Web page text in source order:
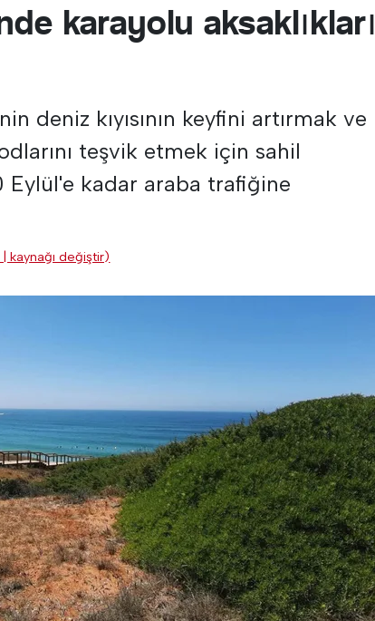
karayolu aksaklıkları
deniz kıyısının keyfini artırmak ve
teşvik etmek için sahil
Eylül'e kadar araba trafiğine
kaynağı değiştir)